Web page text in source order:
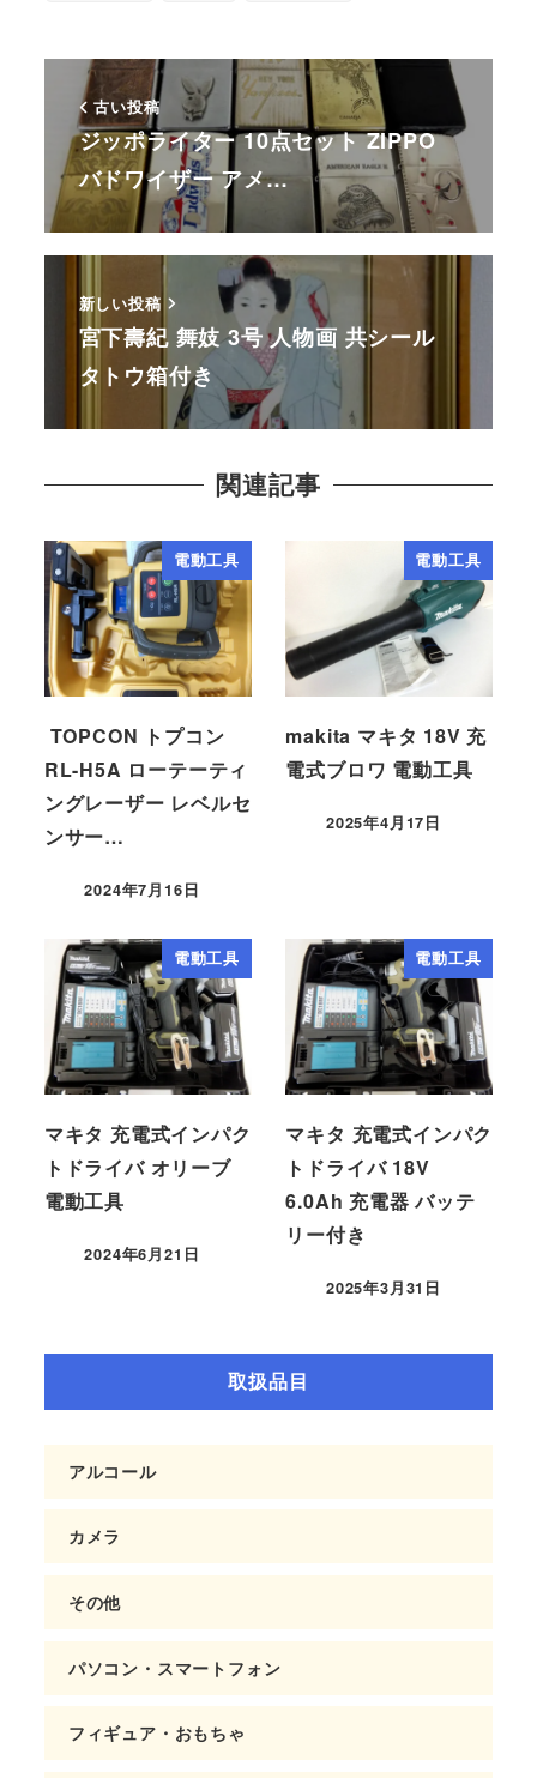
古い投稿
ジッポライター 10点セット ZIPPO
バドワイザー アメ…
新しい投稿
宮下壽紀 舞妓 3号 人物画 共シール
タトウ箱付き
関連記事
電動工具
TOPCON トプコン
RL-H5A ローテーティ
ングレーザー レベルセ
ンサー…
2024年7月16日
電動工具
makita マキタ 18V 充
電式ブロワ 電動工具
2025年4月17日
電動工具
マキタ 充電式インパク
トドライバ オリーブ
電動工具
2024年6月21日
電動工具
マキタ 充電式インパク
トドライバ 18V
6.0Ah 充電器 バッテ
リー付き
2025年3月31日
取扱品目
アルコール
カメラ
その他
パソコン・スマートフォン
フィギュア・おもちゃ